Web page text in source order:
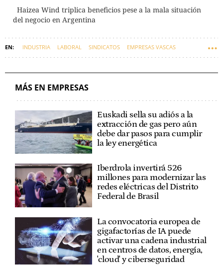
Haizea Wind triplica beneficios pese a la mala situación
del negocio en Argentina
INDUSTRIA LABORAL SINDICATOS EMPRESAS VASCAS
MÁS EN EMPRESAS
Euskadi sella su adiós a la
extracción de gas pero aún
debe dar pasos para cumplir
la ley energética
Iberdrola invertirá 526
millones para modernizar las
redes eléctricas del Distrito
Federal de Brasil
La convocatoria europea de
gigafactorías de IA puede
activar una cadena industrial
en centros de datos, energía,
'cloud' y ciberseguridad